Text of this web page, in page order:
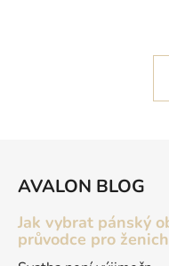
AVALON BLOG
Jak vybrat pánský
průvodce pro